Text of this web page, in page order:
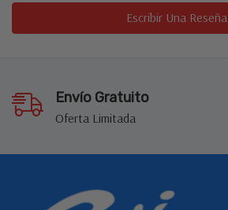
Escribir Una Reseña
Envío Gratuito
Oferta Limitada